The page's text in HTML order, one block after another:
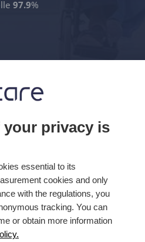
97.9%
37 90
privacy is
essential to its
cookies and only
with the regulations, you
tracking. You can
or obtain more information